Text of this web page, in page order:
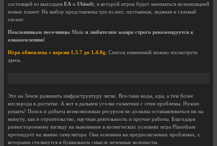
состоящей из выходцев EA и Ubisoft, в которой игрок будет заниматься колонизацией
новых планет. На выбор представлены три из них: пустынная, ледяная и газовый
гигант.
Поклонникам песочницы Maia и любителям жанра строго рекомендуется к
ознакомлению!
Игра обновлена с версии 1.3.7 до 1.4.0g. Список изменений можно посмотреть
здесь.
Это на Земле развивать инфраструктуру легко. Все-таки воды, еды, а тем более
кислорода в достатке. А вот в дальнем уголке галактики с этим проблемы. Нужно
решать! Поиск и добыча всевозможных ресурсов не должны останавливаться ни на
минуту, как и строительство, научная деятельность и прочие работы. Благодаря
разностороннему взгляду на выживание в космических условиях игра Planetbase
претендует на звание симулятора. Она основана на предполагаемых проблемах, с
которыми столкнутся в буквальном смысле неземные колонисты.